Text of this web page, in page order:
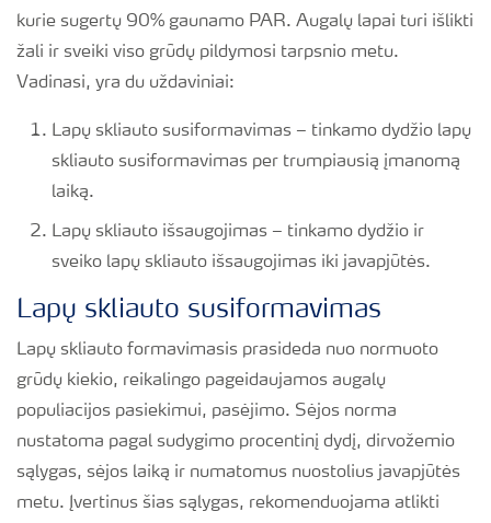
kurie sugertų 90% gaunamo PAR. Augalų lapai turi išlikti
žali ir sveiki viso grūdų pildymosi tarpsnio metu.
Vadinasi, yra du uždaviniai:
Lapų skliauto susiformavimas – tinkamo dydžio lapų
skliauto susiformavimas per trumpiausią įmanomą
laiką.
Lapų skliauto išsaugojimas – tinkamo dydžio ir
sveiko lapų skliauto išsaugojimas iki javapjūtės.
Lapų skliauto susiformavimas
Lapų skliauto formavimasis prasideda nuo normuoto
grūdų kiekio, reikalingo pageidaujamos augalų
populiacijos pasiekimui, pasėjimo. Sėjos norma
nustatoma pagal sudygimo procentinį dydį, dirvožemio
sąlygas, sėjos laiką ir numatomus nuostolius javapjūtės
metu. Įvertinus šias sąlygas, rekomenduojama atlikti